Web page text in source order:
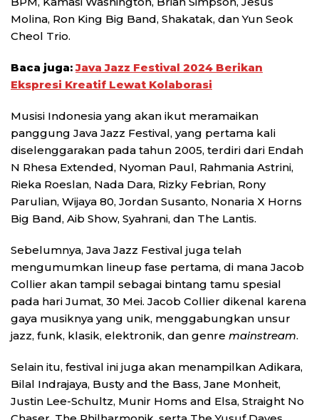
Molina, Ron King Big Band, Shakatak, dan Yun Seok
Cheol Trio.
Baca juga:Java Jazz Festival 2024 Berikan
Ekspresi Kreatif Lewat Kolaborasi
Musisi Indonesia yang akan ikut meramaikan
panggung Java Jazz Festival, yang pertama kali
diselenggarakan pada tahun 2005, terdiri dari Endah
N Rhesa Extended, Nyoman Paul, Rahmania Astrini,
Rieka Roeslan, Nada Dara, Rizky Febrian, Rony
Parulian, Wijaya 80, Jordan Susanto, Nonaria X Horns
Big Band, Aib Show, Syahrani, dan The Lantis.
Sebelumnya, Java Jazz Festival juga telah
mengumumkan lineup fase pertama, di mana Jacob
Collier akan tampil sebagai bintang tamu spesial
pada hari Jumat, 30 Mei. Jacob Collier dikenal karena
gaya musiknya yang unik, menggabungkan unsur
jazz, funk, klasik, elektronik, dan genre mainstream.
Selain itu, festival ini juga akan menampilkan Adikara,
Bilal Indrajaya, Busty and the Bass, Jane Monheit,
Justin Lee-Schultz, Munir Homs and Elsa, Straight No